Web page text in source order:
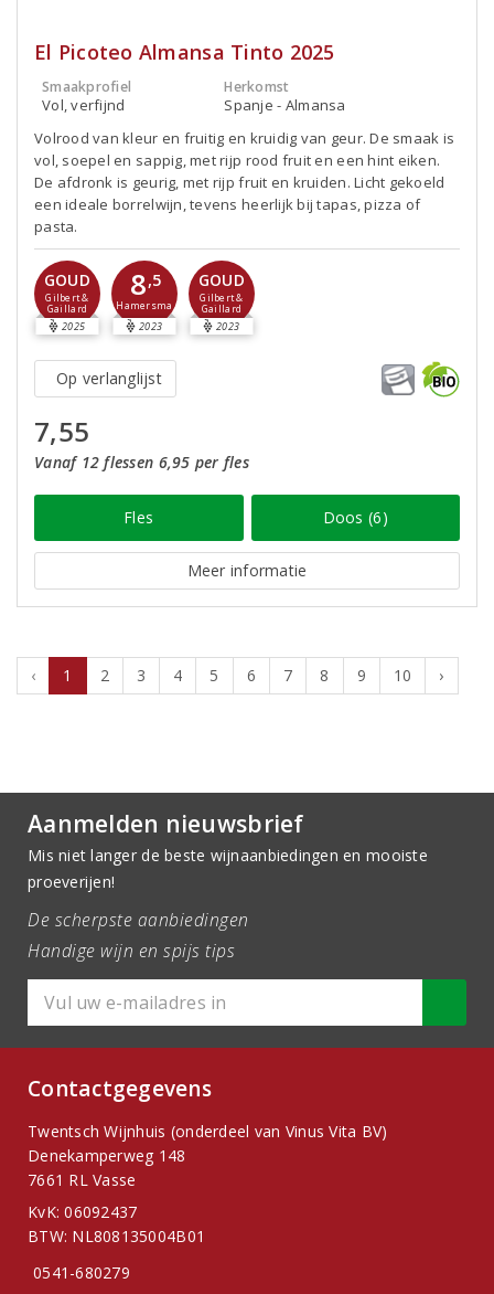
El Picoteo Almansa Tinto 2025
Smaakprofiel
Vol, verfijnd
Herkomst
Spanje - Almansa
Volrood van kleur en fruitig en kruidig van geur. De smaak is
vol, soepel en sappig, met rijp rood fruit en een hint eiken.
De afdronk is geurig, met rijp fruit en kruiden. Licht gekoeld
een ideale borrelwijn, tevens heerlijk bij tapas, pizza of
pasta.
GOUD
Gilbert &
Gaillard
2025
8,5
Hamersma
2023
GOUD
Gilbert &
Gaillard
2023
Op verlanglijst
7,55
Vanaf 12 flessen 6,95 per fles
Fles Doos (6)
Meer informatie
‹ 1 2 3 4 5 6 7 8 9 10 ›
Aanmelden nieuwsbrief
Mis niet langer de beste wijnaanbiedingen en mooiste
proeverijen!
De scherpste aanbiedingen
Handige wijn en spijs tips
Contactgegevens
Twentsch Wijnhuis (onderdeel van Vinus Vita BV)
Denekamperweg 148
7661 RL Vasse
KvK: 06092437
BTW: NL808135004B01
0541-680279